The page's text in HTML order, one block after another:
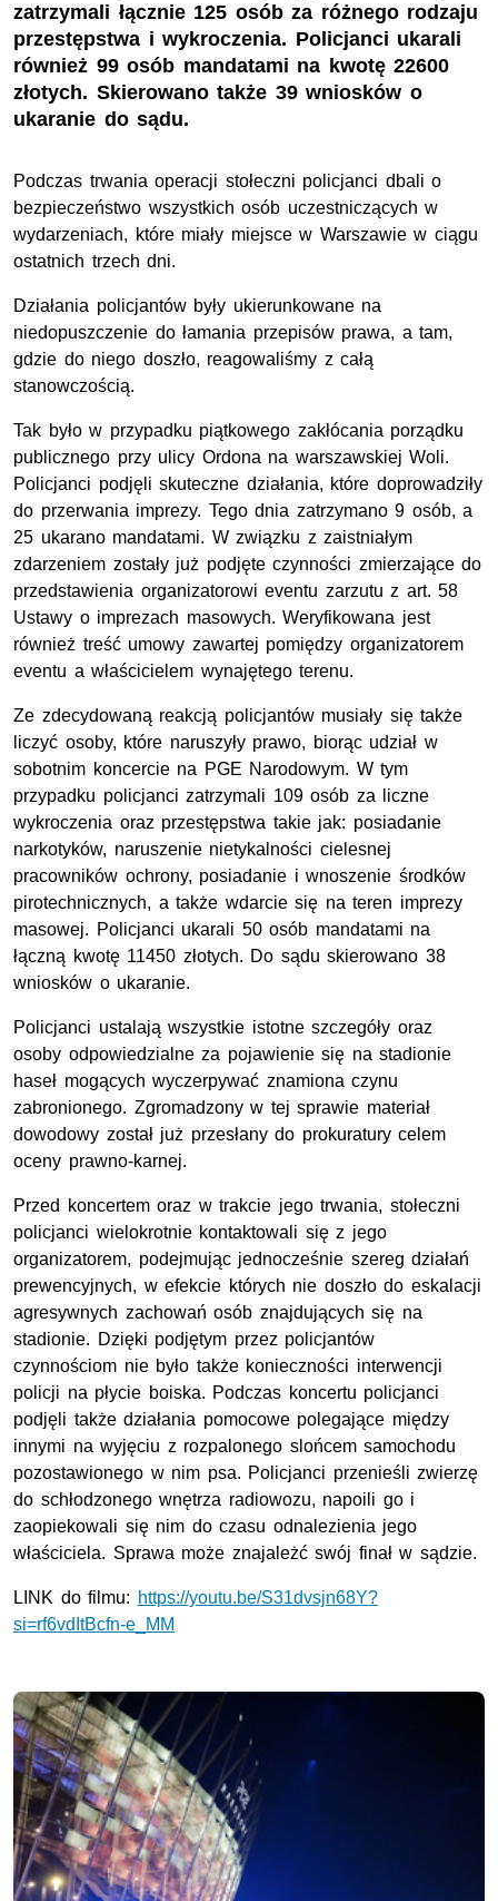
zatrzymali łącznie 125 osób za różnego rodzaju
przestępstwa i wykroczenia. Policjanci ukarali
również 99 osób mandatami na kwotę 22600
złotych. Skierowano także 39 wniosków o
ukaranie do sądu.
Podczas trwania operacji stołeczni policjanci dbali o
bezpieczeństwo wszystkich osób uczestniczących w
wydarzeniach, które miały miejsce w Warszawie w ciągu
ostatnich trzech dni.
Działania policjantów były ukierunkowane na
niedopuszczenie do łamania przepisów prawa, a tam,
gdzie do niego doszło, reagowaliśmy z całą
stanowczością.
Tak było w przypadku piątkowego zakłócania porządku
publicznego przy ulicy Ordona na warszawskiej Woli.
Policjanci podjęli skuteczne działania, które doprowadziły
do przerwania imprezy. Tego dnia zatrzymano 9 osób, a
25 ukarano mandatami. W związku z zaistniałym
zdarzeniem zostały już podjęte czynności zmierzające do
przedstawienia organizatorowi eventu zarzutu z art. 58
Ustawy o imprezach masowych. Weryfikowana jest
również treść umowy zawartej pomiędzy organizatorem
eventu a właścicielem wynajętego terenu.
Ze zdecydowaną reakcją policjantów musiały się także
liczyć osoby, które naruszyły prawo, biorąc udział w
sobotnim koncercie na PGE Narodowym. W tym
przypadku policjanci zatrzymali 109 osób za liczne
wykroczenia oraz przestępstwa takie jak: posiadanie
narkotyków, naruszenie nietykalności cielesnej
pracowników ochrony, posiadanie i wnoszenie środków
pirotechnicznych, a także wdarcie się na teren imprezy
masowej. Policjanci ukarali 50 osób mandatami na
łączną kwotę 11450 złotych. Do sądu skierowano 38
wniosków o ukaranie.
Policjanci ustalają wszystkie istotne szczegóły oraz
osoby odpowiedzialne za pojawienie się na stadionie
haseł mogących wyczerpywać znamiona czynu
zabronionego. Zgromadzony w tej sprawie materiał
dowodowy został już przesłany do prokuratury celem
oceny prawno-karnej.
Przed koncertem oraz w trakcie jego trwania, stołeczni
policjanci wielokrotnie kontaktowali się z jego
organizatorem, podejmując jednocześnie szereg działań
prewencyjnych, w efekcie których nie doszło do eskalacji
agresywnych zachowań osób znajdujących się na
stadionie. Dzięki podjętym przez policjantów
czynnościom nie było także konieczności interwencji
policji na płycie boiska. Podczas koncertu policjanci
podjęli także działania pomocowe polegające między
innymi na wyjęciu z rozpalonego slońcem samochodu
pozostawionego w nim psa. Policjanci przenieśli zwierzę
do schłodzonego wnętrza radiowozu, napoili go i
zaopiekowali się nim do czasu odnalezienia jego
właściciela. Sprawa może znajależć swój finał w sądzie.
LINK do filmu: https://youtu.be/S31dvsjn68Y?
si=rf6vdItBcfn-e_MM